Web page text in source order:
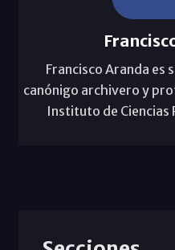
Francisco Aranda es
canónigo archivero y
Instituto de Ciencias